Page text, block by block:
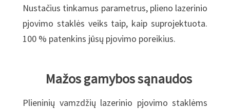
Nustačius tinkamus parametrus, plieno lazerinio
pjovimo staklės veiks taip, kaip suprojektuota.
100 % patenkins jūsų pjovimo poreikius.
Mažos gamybos sąnaudos
Plieninių vamzdžių lazerinio pjovimo staklėms